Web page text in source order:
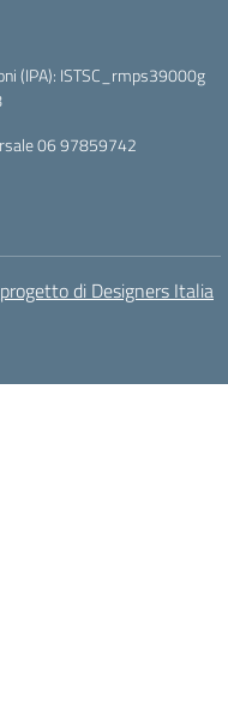
(IPA): ISTSC_rmps39000g
06 97859742
di Designers Italia